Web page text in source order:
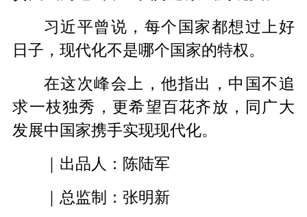
习近平曾说，每个国家都想过上好
日子，现代化不是哪个国家的特权。
在这次峰会上，他指出，中国不追
求一枝独秀，更希望百花齐放，同广大
发展中国家携手实现现代化。
｜出品人：陈陆军
｜总监制：张明新